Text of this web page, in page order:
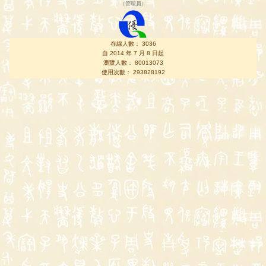
（管理員 ）
在線人數： 3036
自 2014 年 7 月 8 日起
瀏覽人數： 80013073
使用次數： 293828192